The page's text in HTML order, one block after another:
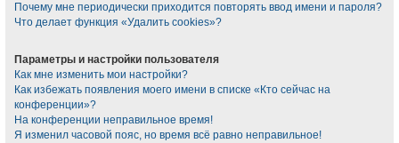
Почему мне периодически приходится повторять ввод имени и пароля?
Что делает функция «Удалить cookies»?
Параметры и настройки пользователя
Как мне изменить мои настройки?
Как избежать появления моего имени в списке «Кто сейчас на
конференции»?
На конференции неправильное время!
Я изменил часовой пояс, но время всё равно неправильное!